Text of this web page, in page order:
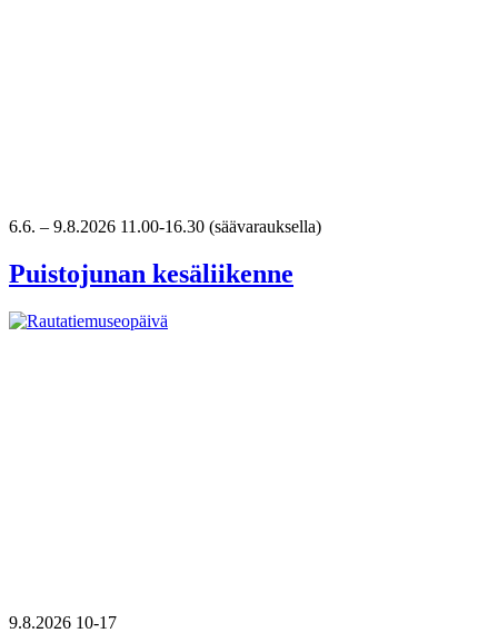
6.6. – 9.8.2026 11.00-16.30 (säävarauksella)
Puistojunan kesäliikenne
9.8.2026 10-17